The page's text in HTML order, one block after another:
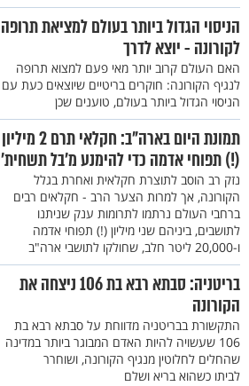
הניסוי הגדול ביותר בעולם למציאת תרופה
לקורונה - יוצא לדרך
האם העולם קרוב יותר מאי פעם למצוא תרופה
לנגיף הקורונה: חוקרים בריטיים שיוצאים כעת עם
הניסוי הגדול ביותר בעולם, טוענים שכן
תמונת היום בארה"ב: חקלאי תרם 2 מיליון
(!) תפוחי אדמה כדי להימנע מ’בל תשחית’
נזק רב הוסב לתוצרת חקלאית ואחרת בגלל
הקורונה, אך למרות הצער הרב - חקלאים רבים
ברחבי העולם נרתמו לתרומות ענק שניתנו
לתושבים, ביניהם שני מיליון (!) תפוחי אדמה
ו-20,000 ליטר חלב, שחולקו לתושבי ארה"ב
בריטניה: סבתא רבא בת 106 ניצחה את
הקורונה
התקשורת בבריטניה מדווחת על סבתא רבא בת
106 שעשויה להיות האדם המבוגר ביותר במדינה
שהחלים לחלוטין מנגיף הקורונה, ושוחרר
לביתו כשהוא בריא ושלם